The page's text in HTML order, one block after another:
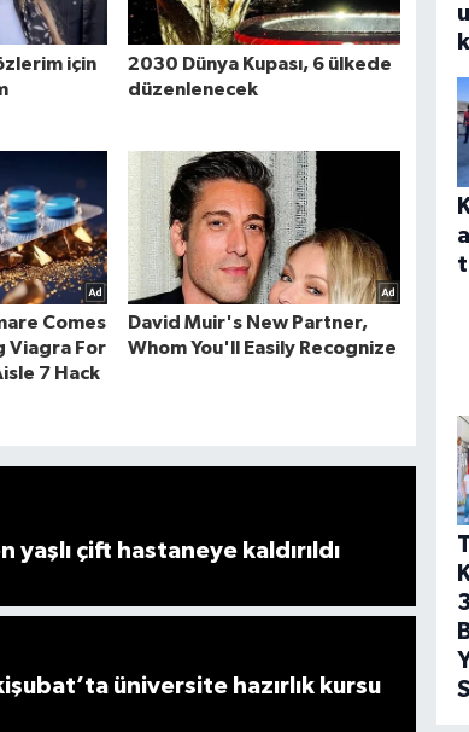
çift hastaneye kaldırıldı
üniversite hazırlık kursu